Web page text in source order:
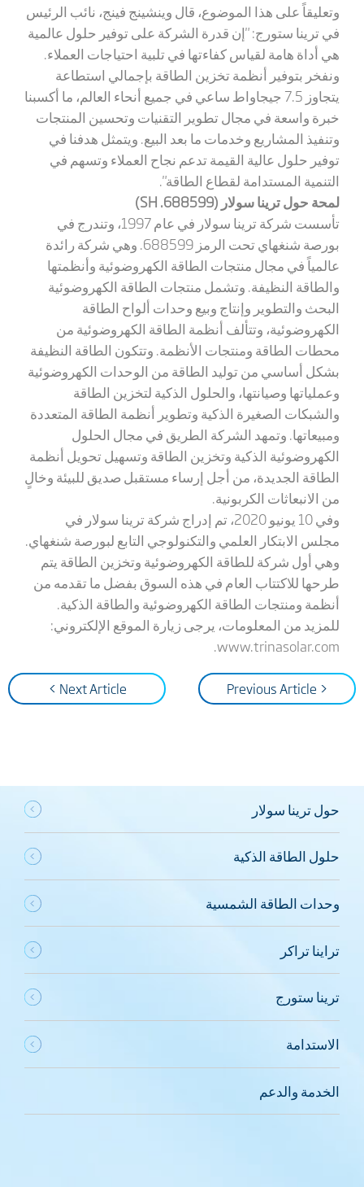
وتعليقاً على هذا الموضوع، قال وينشينج فينج، نائب الرئيس
في ترينا ستورج: "إن قدرة الشركة على توفير حلول عالمية
هي أداة هامة لقياس كفاءتها في تلبية احتياجات العملاء.
ونفخر بتوفير أنظمة تخزين الطاقة بإجمالي استطاعة
يتجاوز 7.5 جيجاواط ساعي في جميع أنحاء العالم، ما أكسبنا
خبرة واسعة في مجال تطوير التقنيات وتحسين المنتجات
وتنفيذ المشاريع وخدمات ما بعد البيع. ويتمثل هدفنا في
توفير حلول عالية القيمة تدعم نجاح العملاء وتسهم في
التنمية المستدامة لقطاع الطاقة".
لمحة حول ترينا سولار (688599.
SH
)
تأسست شركة ترينا سولار في عام 1997، وتندرج في
بورصة شنغهاي تحت الرمز 688599. وهي شركة رائدة
عالمياً في مجال منتجات الطاقة الكهروضوئية وأنظمتها
والطاقة النظيفة. وتشمل منتجات الطاقة الكهروضوئية
البحث والتطوير وإنتاج وبيع وحدات ألواح الطاقة
الكهروضوئية، وتتألف أنظمة الطاقة الكهروضوئية من
محطات الطاقة ومنتجات الأنظمة. وتتكون الطاقة النظيفة
بشكل أساسي من توليد الطاقة من الوحدات الكهروضوئية
وعملياتها وصيانتها، والحلول الذكية لتخزين الطاقة
والشبكات الصغيرة الذكية وتطوير أنظمة الطاقة المتعددة
ومبيعاتها. وتمهد الشركة الطريق في مجال الحلول
الكهروضوئية الذكية وتخزين الطاقة وتسهيل تحويل أنظمة
الطاقة الجديدة، من أجل إرساء مستقبل صديق للبيئة وخالٍ
من الانبعاثات الكربونية.
وفي 10 يونيو 2020، تم إدراج شركة ترينا سولار في
مجلس الابتكار العلمي والتكنولوجي التابع لبورصة شنغهاي.
وهي أول شركة للطاقة الكهروضوئية وتخزين الطاقة يتم
طرحها للاكتتاب العام في هذه السوق بفضل ما تقدمه من
أنظمة ومنتجات الطاقة الكهروضوئية والطاقة الذكية.
للمزيد من المعلومات، يرجى زيارة الموقع الإلكتروني:
www.trinasolar.com
.
< Previous Article
Next Article >
حول ترينا سولار
حلول الطاقة الذكية
وحدات الطاقة الشمسية
تراينا تراكر
ترينا ستورج
الاستدامة
الخدمة والدعم